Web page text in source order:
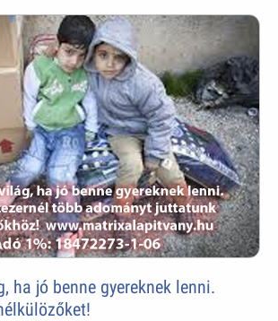
ha jó benne gyereknek lenni.